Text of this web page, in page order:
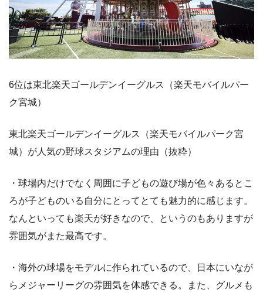
6位は東北楽天ゴールデンイーグルス（楽天モバイルパー
ク宮城）
東北楽天ゴールデンイーグルス（楽天モバイルパーク宮
城）が人気の野球スタジアムの理由（抜粋）
・球場内だけでなく周囲に子どもの遊び場が色々あるとこ
ろが子どものいる自分にとってとても魅力的に感じます。
なんといっても楽天が好きなので、というのもありますが
雰囲気がまた最高です。
・海外の球場をモデルに作られているので、日本にいなが
らメジャーリーグの雰囲気を体感できる。また、グルメも